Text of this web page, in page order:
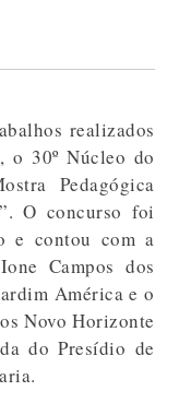
realizados
o 30º Núcleo do
Pedagógica
O concurso foi
e contou com a
Campos dos
América e o
Novo Horizonte
do Presídio de